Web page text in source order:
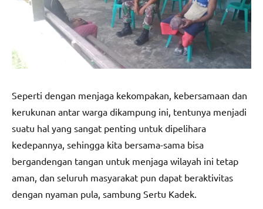
Seperti dengan menjaga kekompakan, kebersamaan dan
kerukunan antar warga dikampung ini, tentunya menjadi
suatu hal yang sangat penting untuk dipelihara
kedepannya, sehingga kita bersama-sama bisa
bergandengan tangan untuk menjaga wilayah ini tetap
aman, dan seluruh masyarakat pun dapat beraktivitas
dengan nyaman pula, sambung Sertu Kadek.